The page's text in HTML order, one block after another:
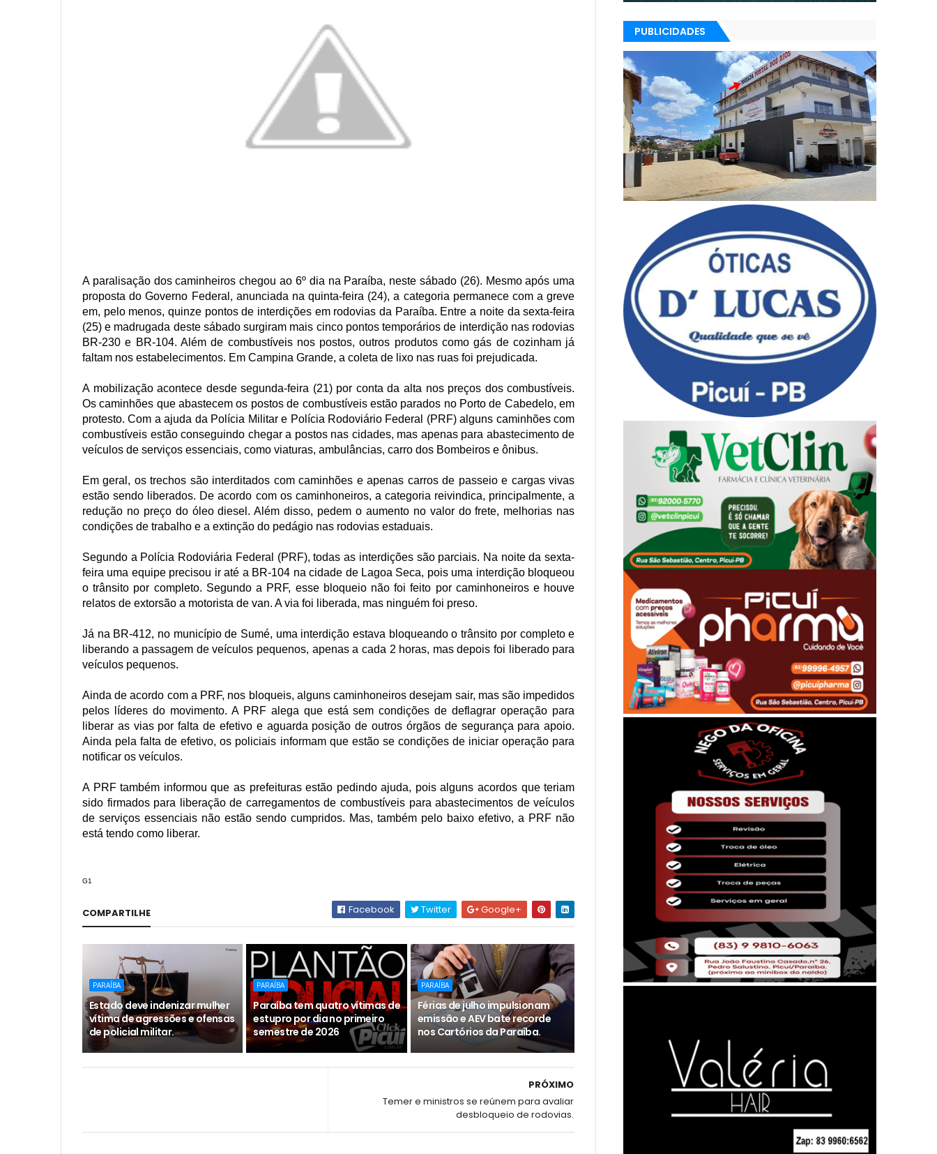
A paralisação dos caminheiros chegou ao 6º dia na Paraíba, neste sábado (26). Mesmo após uma
proposta do Governo Federal, anunciada na quinta-feira (24), a categoria permanece com a greve
em, pelo menos, quinze pontos de interdições em rodovias da Paraíba. Entre a noite da sexta-feira
(25) e madrugada deste sábado surgiram mais cinco pontos temporários de interdição nas rodovias
BR-230 e BR-104. Além de combustíveis nos postos, outros produtos como gás de cozinham já
faltam nos estabelecimentos. Em Campina Grande, a coleta de lixo nas ruas foi prejudicada.
A mobilização acontece desde segunda-feira (21) por conta da alta nos preços dos combustíveis.
Os caminhões que abastecem os postos de combustíveis estão parados no Porto de Cabedelo, em
protesto. Com a ajuda da Polícia Militar e Polícia Rodoviário Federal (PRF) alguns caminhões com
combustíveis estão conseguindo chegar a postos nas cidades, mas apenas para abastecimento de
veículos de serviços essenciais, como viaturas, ambulâncias, carro dos Bombeiros e ônibus.
Em geral, os trechos são interditados com caminhões e apenas carros de passeio e cargas vivas
estão sendo liberados. De acordo com os caminhoneiros, a categoria reivindica, principalmente, a
redução no preço do óleo diesel. Além disso, pedem o aumento no valor do frete, melhorias nas
condições de trabalho e a extinção do pedágio nas rodovias estaduais.
Segundo a Polícia Rodoviária Federal (PRF), todas as interdições são parciais. Na noite da sexta-
feira uma equipe precisou ir até a BR-104 na cidade de Lagoa Seca, pois uma interdição bloqueou
o trânsito por completo. Segundo a PRF, esse bloqueio não foi feito por caminhoneiros e houve
relatos de extorsão a motorista de van. A via foi liberada, mas ninguém foi preso.
Já na BR-412, no município de Sumé, uma interdição estava bloqueando o trânsito por completo e
liberando a passagem de veículos pequenos, apenas a cada 2 horas, mas depois foi liberado para
veículos pequenos.
Ainda de acordo com a PRF, nos bloqueis, alguns caminhoneiros desejam sair, mas são impedidos
pelos líderes do movimento. A PRF alega que está sem condições de deflagrar operação para
liberar as vias por falta de efetivo e aguarda posição de outros órgãos de segurança para apoio.
Ainda pela falta de efetivo, os policiais informam que estão se condições de iniciar operação para
notificar os veículos.
A PRF também informou que as prefeituras estão pedindo ajuda, pois alguns acordos que teriam
sido firmados para liberação de carregamentos de combustíveis para abastecimentos de veículos
de serviços essenciais não estão sendo cumpridos. Mas, também pelo baixo efetivo, a PRF não
está tendo como liberar.
G1
COMPARTILHE Facebook Twitter Google+
PARAÍBA
Estado deve indenizar mulher
vítima de agressões e ofensas
de policial militar.
PARAÍBA
Paraíba tem quatro vítimas de
estupro por dia no primeiro
semestre de 2026
PARAÍBA
Férias de julho impulsionam
emissão e AEV bate recorde
nos Cartórios da Paraíba.
PRÓXIMO
Temer e ministros se reúnem para avaliar
desbloqueio de rodovias.
PUBLICIDADES